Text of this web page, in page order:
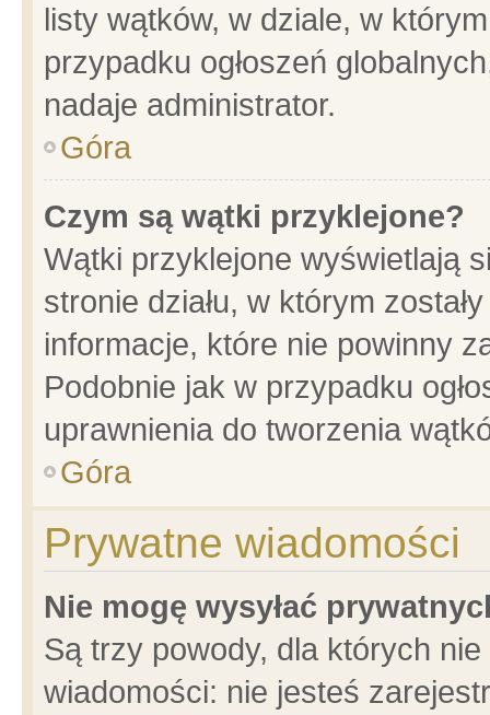
listy wątków, w dziale, w
przypadku ogłoszeń
nadaje administrator.
Góra
Czym są wątki przyklejone?
Wątki przyklejone wyświetlają
stronie działu, w którym
informacje, które nie powinny
Podobnie jak w przypadku
uprawnienia do tworzenia
Góra
Prywatne wiadomości
Nie mogę wysyłać
Są trzy powody, dla których
wiadomości: nie jesteś